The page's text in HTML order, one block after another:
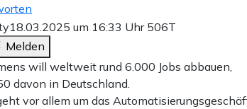
18.03.2025 um 16:33 Uhr 506T
Melden
will weltweit rund 6.000 Jobs abbauen,
davon in Deutschland.
vor allem um das